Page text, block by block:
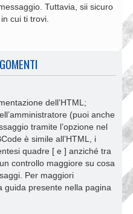
Tuttavia, sii sicuro
cui ti trovi.
dell’HTML;
(puoi anche
tramite l’opzione nel
è simile all’HTML, i
quadre [ e ] anziché tra
controllo maggiore su cosa
Per maggiori
guida presente nella pagina